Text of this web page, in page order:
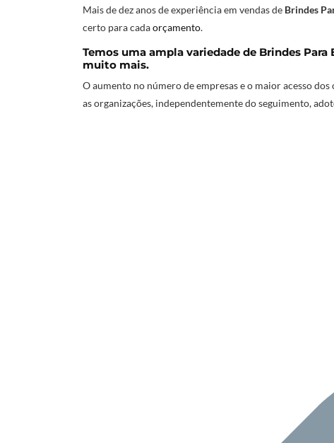
Mais de dez anos de experiência em vendas de Brindes
certo para cadaorçamento.
Temos uma ampla variedade de Brindes
muito mais.
O aumento no número de empresas e o maior acesso
as organizações, independentemente do seguimento,